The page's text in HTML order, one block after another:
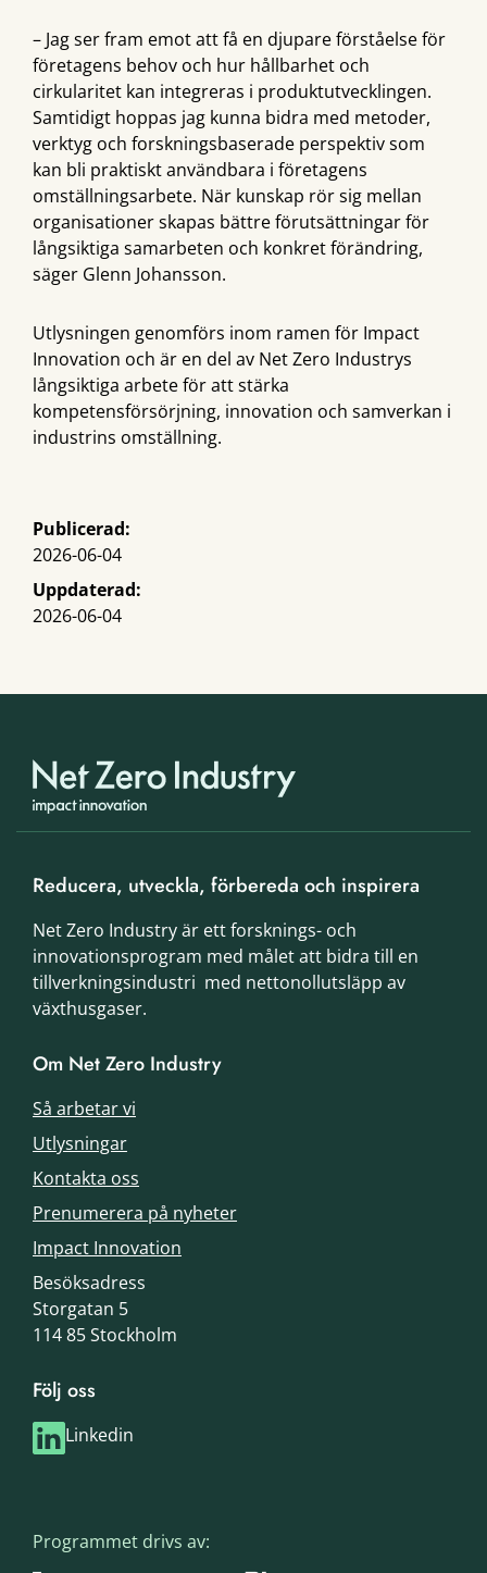
– Jag ser fram emot att få en djupare förståelse för
företagens behov och hur hållbarhet och
cirkularitet kan integreras i produktutvecklingen.
Samtidigt hoppas jag kunna bidra med metoder,
verktyg och forskningsbaserade perspektiv som
kan bli praktiskt användbara i företagens
omställningsarbete. När kunskap rör sig mellan
organisationer skapas bättre förutsättningar för
långsiktiga samarbeten och konkret förändring,
säger Glenn Johansson.
Utlysningen genomförs inom ramen för Impact
Innovation och är en del av Net Zero Industrys
långsiktiga arbete för att stärka
kompetensförsörjning, innovation och samverkan i
industrins omställning.
Publicerad:
2026-06-04
Uppdaterad:
2026-06-04
Reducera, utveckla, förbereda och inspirera
Net Zero Industry är ett forsknings- och
innovationsprogram med målet att bidra till en
tillverkningsindustri med nettonollutsläpp av
växthusgaser.
Om Net Zero Industry
Så arbetar vi
Utlysningar
Kontakta oss
Prenumerera på nyheter
Impact Innovation
Besöksadress
Storgatan 5
114 85 Stockholm
Följ oss
Linkedin
Programmet drivs av: